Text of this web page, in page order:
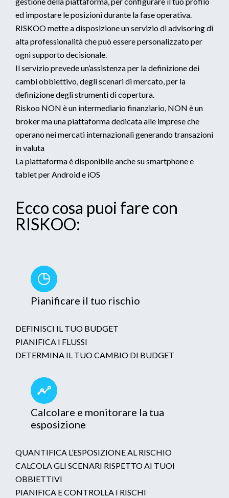
ed impostare le posizioni durante la fase operativa.
RISKOO mette a disposizione un servizio di advisoring di
alta professionalità che può essere personalizzato per
ogni supporto decisionale.
Il servizio prevede un’assistenza per la definizione dei
cambi obbiettivo, degli scenari di mercato, per la
definizione degli strumenti di copertura.
Riskoo NON è un intermediario finanziario, NON è un
broker ma una piattaforma dedicata alle imprese che
operano nei mercati internazionali generando transazioni
in valuta
La piattaforma è disponibile anche su smartphone e
tablet per Android e iOS
Ecco cosa puoi fare con
RISKOO:
Pianificare il tuo rischio
DEFINISCI IL TUO BUDGET
PIANIFICA I FLUSSI
DETERMINA IL TUO CAMBIO DI BUDGET
Calcolare e monitorare la tua
esposizione
QUANTIFICA L’ESPOSIZIONE AL RISCHIO
CALCOLA GLI SCENARI RISPETTO AI TUOI
OBBIETTIVI
PIANIFICA E CONTROLLA I RISCHI